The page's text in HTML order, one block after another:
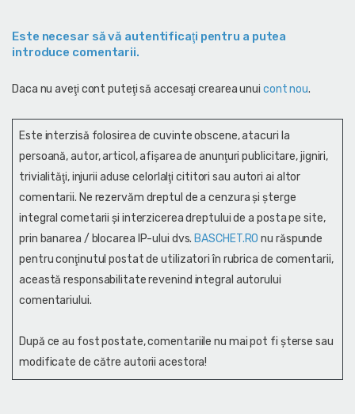
Este necesar să vă autentificaţi pentru a putea
introduce comentarii.
Daca nu aveţi cont puteţi să accesaţi crearea unui cont nou.
Este interzisă folosirea de cuvinte obscene, atacuri la
persoană, autor, articol, afişarea de anunţuri publicitare, jigniri,
trivialităţi, injurii aduse celorlalţi cititori sau autori ai altor
comentarii. Ne rezervăm dreptul de a cenzura și şterge
integral cometarii și interzicerea dreptului de a posta pe site,
prin banarea / blocarea IP-ului dvs. BASCHET.RO nu răspunde
pentru conţinutul postat de utilizatori în rubrica de comentarii,
această responsabilitate revenind integral autorului
comentariului.
După ce au fost postate, comentariile nu mai pot fi șterse sau
modificate de către autorii acestora!